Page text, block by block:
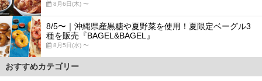
8月6日(木) 〜
8/5〜｜沖縄県産黒糖や夏野菜を使用！夏限定ベーグル3
種を販売『BAGEL&BAGEL』
8月5日(水) 〜
おすすめカテゴリー